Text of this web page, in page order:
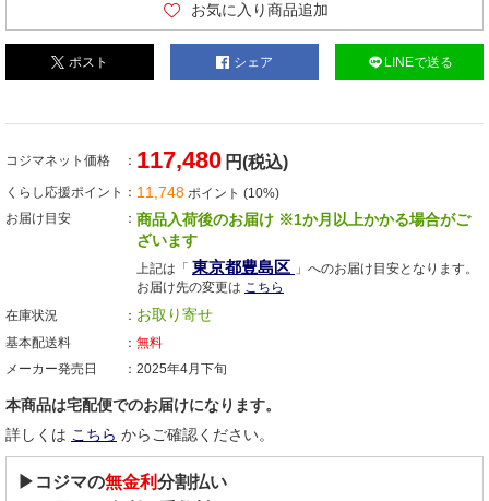
お気に入り商品追加
ポスト シェア LINEで送る
コジマネット価格 117,480 円(税込)
くらし応援ポイント 11,748 ポイント (10%)
お届け目安
商品入荷後のお届け ※1か月以上かかる場合がご
ざいます
上記は「 東京都豊島区 」へのお届け目安となります。
お届け先の変更は こちら
在庫状況
お取り寄せ
基本配送料
無料
メーカー発売日
2025年4月下旬
本商品は宅配便でのお届けになります。
詳しくは こちら からご確認ください。
▶コジマの無金利分割払い